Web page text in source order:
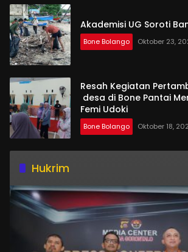
Akademisi UG Soroti
Bone Bolango Oktober 23,
Resah Kegiatan
desa di Bone Pantai
Femi Udoki
Bone Bolango Oktober 18,
Hukrim